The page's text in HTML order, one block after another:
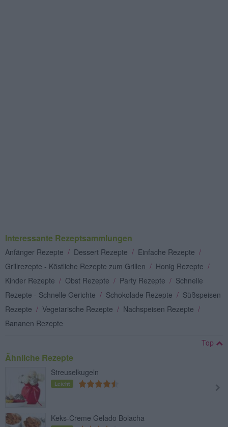
Interessante Rezeptsammlungen
Anfänger Rezepte / Dessert Rezepte / Einfache Rezepte /
Grillrezepte - Köstliche Rezepte zum Grillen / Honig Rezepte /
Kinder Rezepte / Obst Rezepte / Party Rezepte / Schnelle
Rezepte - Schnelle Gerichte / Schokolade Rezepte / Süßspeisen
Rezepte / Vegetarische Rezepte / Nachspeisen Rezepte /
Bananen Rezepte
Top
Ähnliche Rezepte
Streuselkugeln
Leicht
Keks-Creme Gelado Bolacha